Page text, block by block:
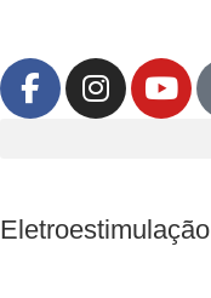
Eletroestimulação